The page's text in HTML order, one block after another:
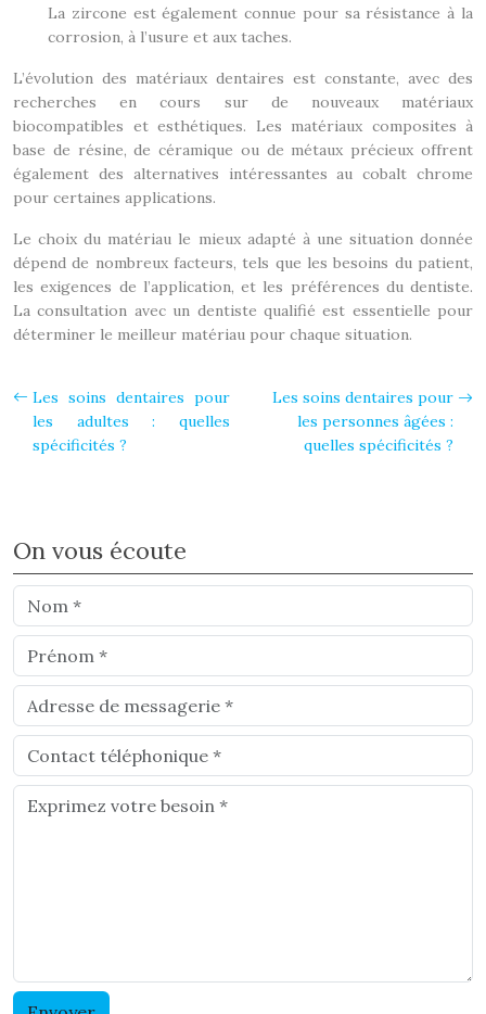
La zircone est également connue pour sa résistance à la
corrosion, à l’usure et aux taches.
L’évolution des matériaux dentaires est constante, avec des
recherches en cours sur de nouveaux matériaux
biocompatibles et esthétiques. Les matériaux composites à
base de résine, de céramique ou de métaux précieux offrent
également des alternatives intéressantes au cobalt chrome
pour certaines applications.
Le choix du matériau le mieux adapté à une situation donnée
dépend de nombreux facteurs, tels que les besoins du patient,
les exigences de l’application, et les préférences du dentiste.
La consultation avec un dentiste qualifié est essentielle pour
déterminer le meilleur matériau pour chaque situation.
Les soins dentaires pour
les adultes : quelles
spécificités ?
Les soins dentaires pour
les personnes âgées :
quelles spécificités ?
On vous écoute